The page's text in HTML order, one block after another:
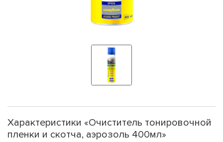
Характеристики «Очиститель тонировочной
пленки и скотча, аэрозоль 400мл»